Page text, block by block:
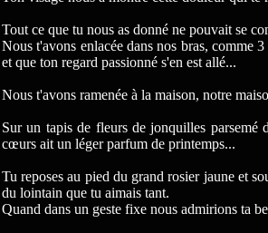
Tout ce que tu nous as donné ne pouvait se
Nous t'avons enlacée dans nos bras, comme
et que ton regard passionné s'en est allé...
Nous t'avons ramenée à la maison, notre
Sur un tapis de fleurs de jonquilles parsemé
cœurs ait un léger parfum de printemps...
Tu reposes au pied du grand rosier jaune et
du lointain que tu aimais tant.
Quand dans un geste fixe nous admirions ta